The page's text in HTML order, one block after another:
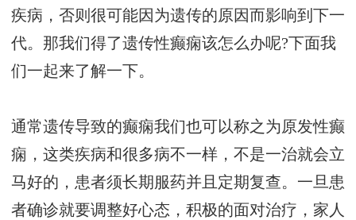
疾病，否则很可能因为遗传的原因而影响到下一
代。那我们得了遗传性癫痫该怎么办呢?下面我
们一起来了解一下。
通常遗传导致的癫痫我们也可以称之为原发性癫
痫，这类疾病和很多病不一样，不是一治就会立
马好的，患者须长期服药并且定期复查。一旦患
者确诊就要调整好心态，积极的面对治疗，家人